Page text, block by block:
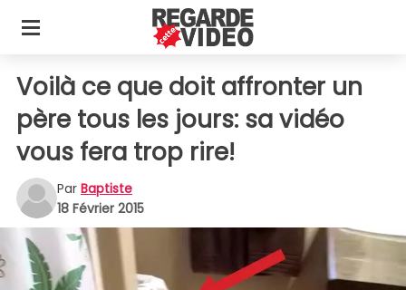
Voilà ce que doit affronter un
père tous les jours: sa vidéo
vous fera trop rire!
Par Baptiste
18 Février 2015